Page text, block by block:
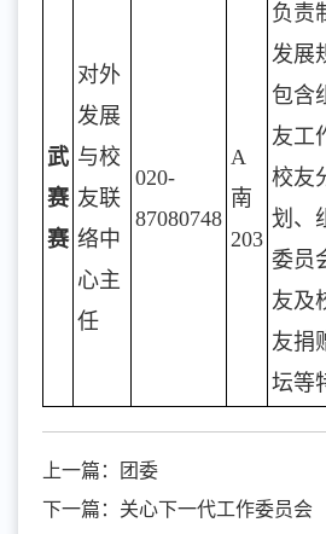
武
赛
赛
对外
发展
与校
友联
络中
心主
任
020-
87080748
A
南
203
负责
发展
包含
友工
校友
划、
委员
友及
友捐
坛等
上一篇：
团委
下一篇： 关心下一代工作委员会